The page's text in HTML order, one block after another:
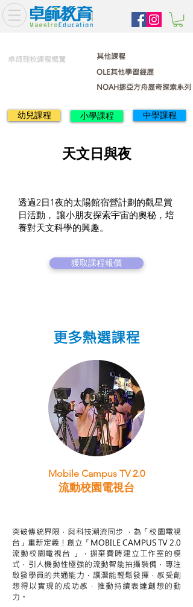
卓師到校課程概覽
OLE其他學習經歷
NOAH挪亞方舟歷奇探索系列
其他課程
幼兒課程 小學課程 中學課程
透過2日1夜的太陽館宿營計劃的觀星賞
日活動， 讓小朋友探索宇宙的奧秘，培
養對天文科學的興趣。
獲取課程報價
天文日與夜
更多熱選課程
Mobile Campus TV 2.0
流動校園電視台
突破傳統界限，與科技潮流同步 ，為「校園電視
台」重新定義！創立「MOBILE CAMPUS TV 2.0
流動校園電視台 」，摒棄費時建立工作室的模
式，引人機動性極強的流動智能拍攝裝備，專注
啟發學員的共通能力，譔潛能輕鬆發揮，感受創
想得以實現的成功感，推動持續表達創想的動
力。